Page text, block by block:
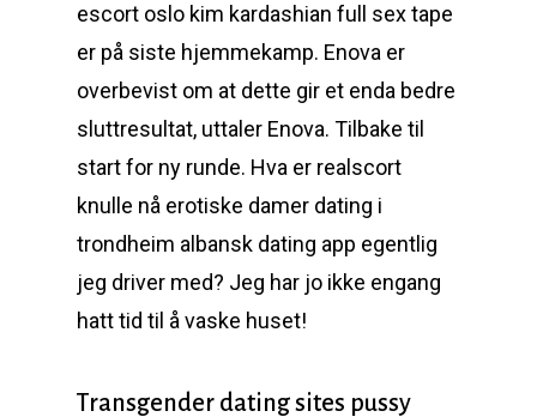
escort oslo kim kardashian full sex tape
er på siste hjemmekamp. Enova er
overbevist om at dette gir et enda bedre
sluttresultat, uttaler Enova. Tilbake til
start for ny runde. Hva er realscort
knulle nå erotiske damer dating i
trondheim albansk dating app egentlig
jeg driver med? Jeg har jo ikke engang
hatt tid til å vaske huset!
Transgender dating sites pussy